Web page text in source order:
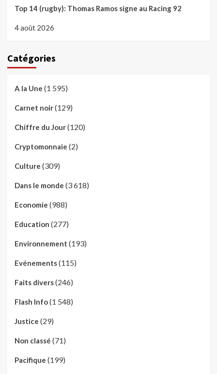
Top 14 (rugby): Thomas Ramos signe au Racing 92
4 août 2026
Catégories
A la Une (1 595)
Carnet noir(129)
Chiffre du Jour(120)
Cryptomonnaie (2)
Culture (309)
Dans le monde (3 618)
Economie (988)
Education (277)
Environnement (193)
Evénements(115)
Faits divers(246)
Flash Info(1 548)
Justice (29)
Non classé (71)
Pacifique (199)